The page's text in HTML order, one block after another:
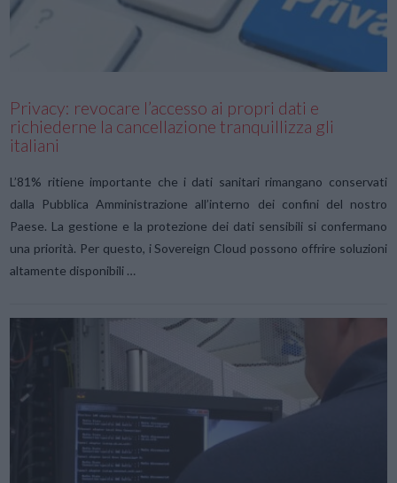
VIEW POST
Privacy: revocare l’accesso ai propri dati e
richiederne la cancellazione tranquillizza gli
italiani
L’81% ritiene importante che i dati sanitari rimangano conservati
dalla Pubblica Amministrazione all’interno dei confini del nostro
Paese. La gestione e la protezione dei dati sensibili si confermano
una priorità. Per questo, i Sovereign Cloud possono offrire soluzioni
altamente disponibili …